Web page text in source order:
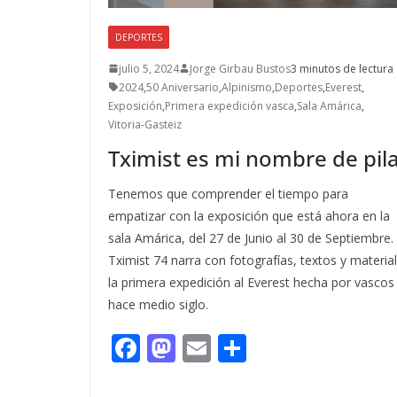
DEPORTES
julio 5, 2024 Jorge Girbau Bustos3 minutos de lectura
2024,50 Aniversario,Alpinismo,Deportes,Everest,
Exposición,Primera expedición vasca,Sala Amárica,
Vitoria-Gasteiz
Tximist es mi nombre de
Tenemos que comprender el tiempo para
empatizar con la exposición que está ahora en la
sala Amárica, del 27 de Junio al 30 de Septiembre.
Tximist 74 narra con fotografías, textos y material
la primera expedición al Everest hecha por vascos
hace medio siglo.
F M E